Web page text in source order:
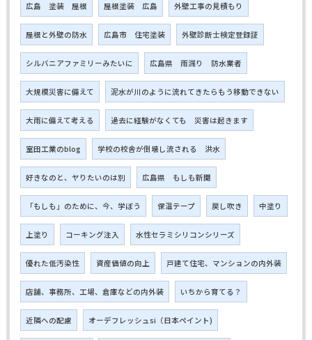
広島 塗装 屋根 屋根塗装 広島 外壁工事の見積もり
屋根と外壁の防水 広島市 住宅塗装 外壁診断士検定登録証
シルバニアファミリーみたいに 広島県 雨漏り 防水業者
大規模災害に備えて 泥水が川のように流れてきたらもう移動できない
大雨に備えて考える 過去に経験がなくても 災害は起きます
室田工業のblog 学校の校舎が倒壊し流される 洪水
好きなのと、ヤりたいのは別 広島県 もしも新聞
「もしも」のために、今、学ぼう 保温テープ 戻し吹き 中塗り
上塗り コーキング注入 水性セラミシリコンシリーズ
優れた低汚染性 資産価値の向上 戸建て住宅、マンションの内外装
店舗、事務所、工場、倉庫などの内外装 いちから育てる？
近隣への配慮 オーデフレッシュsi（日本ペイント)